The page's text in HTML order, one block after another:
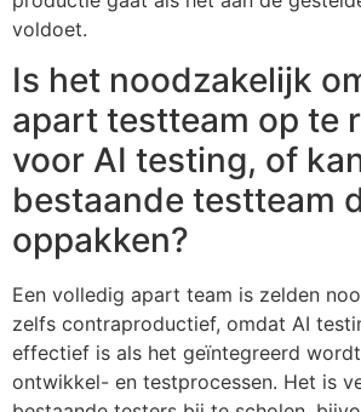
voldoet.
Is het noodzakelijk
apart testteam op te
voor AI testing, of
bestaande testteam
oppakken?
Een volledig apart team is zelden
zelfs contraproductief, omdat AI
effectief is als het geïntegreerd
ontwikkel- en testprocessen. Het is